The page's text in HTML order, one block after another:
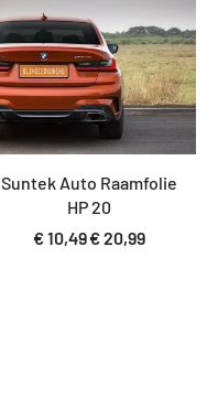
Suntek Auto Raamfolie
HP 20
€10,49€20,99